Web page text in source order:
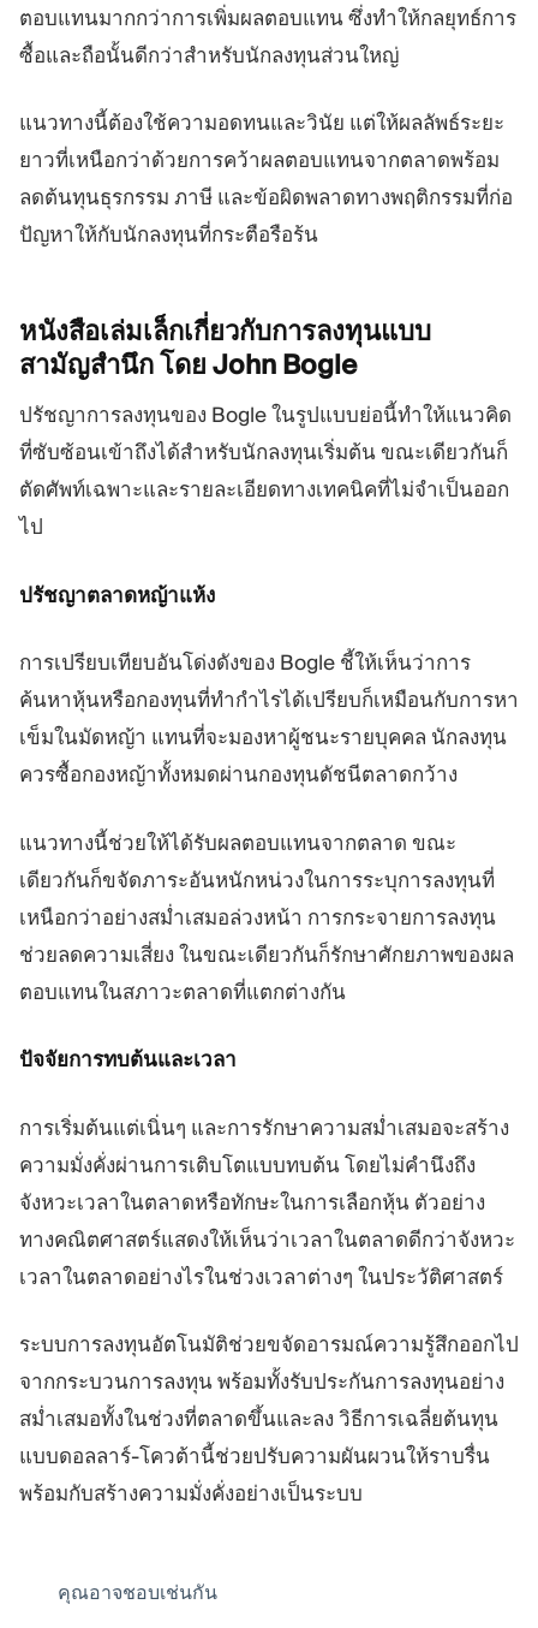
ตอบแทนมากกว่าการเพิ่มผลตอบแทน ซึ่งทำให้กลยุทธ์การ
ซื้อและถือนั้นดีกว่าสำหรับนักลงทุนส่วนใหญ่
แนวทางนี้ต้องใช้ความอดทนและวินัย แต่ให้ผลลัพธ์ระยะ
ยาวที่เหนือกว่าด้วยการคว้าผลตอบแทนจากตลาดพร้อม
ลดต้นทุนธุรกรรม ภาษี และข้อผิดพลาดทางพฤติกรรมที่ก่อ
ปัญหาให้กับนักลงทุนที่กระตือรือร้น
หนังสือเล่มเล็กเกี่ยวกับการลงทุนแบบ
สามัญสำนึก โดย John Bogle
ปรัชญาการลงทุนของ Bogle ในรูปแบบย่อนี้ทำให้แนวคิด
ที่ซับซ้อนเข้าถึงได้สำหรับนักลงทุนเริ่มต้น ขณะเดียวกันก็
ตัดศัพท์เฉพาะและรายละเอียดทางเทคนิคที่ไม่จำเป็นออก
ไป
ปรัชญาตลาดหญ้าแห้ง
การเปรียบเทียบอันโด่งดังของ Bogle ชี้ให้เห็นว่าการ
ค้นหาหุ้นหรือกองทุนที่ทำกำไรได้เปรียบก็เหมือนกับการหา
เข็มในมัดหญ้า แทนที่จะมองหาผู้ชนะรายบุคคล นักลงทุน
ควรซื้อกองหญ้าทั้งหมดผ่านกองทุนดัชนีตลาดกว้าง
แนวทางนี้ช่วยให้ได้รับผลตอบแทนจากตลาด ขณะ
เดียวกันก็ขจัดภาระอันหนักหน่วงในการระบุการลงทุนที่
เหนือกว่าอย่างสม่ำเสมอล่วงหน้า การกระจายการลงทุน
ช่วยลดความเสี่ยง ในขณะเดียวกันก็รักษาศักยภาพของผล
ตอบแทนในสภาวะตลาดที่แตกต่างกัน
ปัจจัยการทบต้นและเวลา
การเริ่มต้นแต่เนิ่นๆ และการรักษาความสม่ำเสมอจะสร้าง
ความมั่งคั่งผ่านการเติบโตแบบทบต้น โดยไม่คำนึงถึง
จังหวะเวลาในตลาดหรือทักษะในการเลือกหุ้น ตัวอย่าง
ทางคณิตศาสตร์แสดงให้เห็นว่าเวลาในตลาดดีกว่าจังหวะ
เวลาในตลาดอย่างไรในช่วงเวลาต่างๆ ในประวัติศาสตร์
ระบบการลงทุนอัตโนมัติช่วยขจัดอารมณ์ความรู้สึกออกไป
จากกระบวนการลงทุน พร้อมทั้งรับประกันการลงทุนอย่าง
สม่ำเสมอทั้งในช่วงที่ตลาดขึ้นและลง วิธีการเฉลี่ยต้นทุน
แบบดอลลาร์-โควต้านี้ช่วยปรับความผันผวนให้ราบรื่น
พร้อมกับสร้างความมั่งคั่งอย่างเป็นระบบ
คุณอาจชอบเช่นกัน